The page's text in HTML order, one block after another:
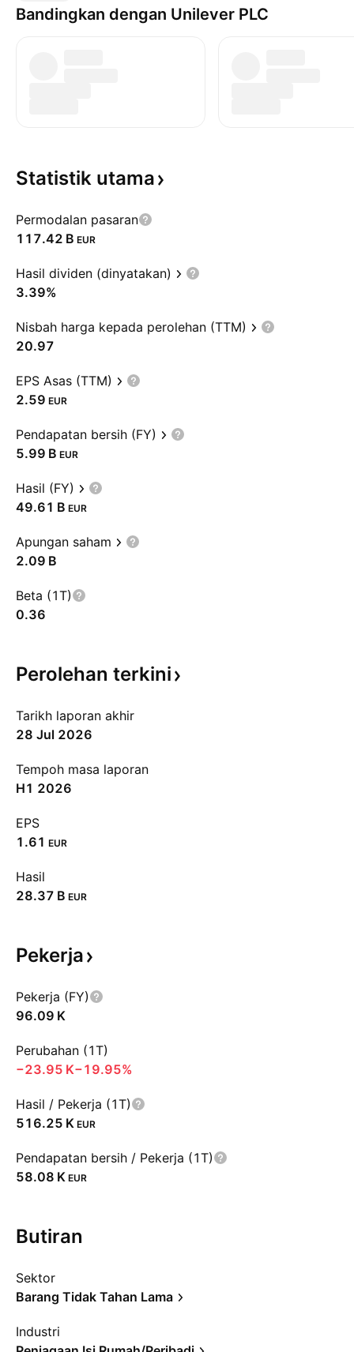
Bandingkan dengan Unilever PLC
Statistik utama
Permodalan pasaran
‪117.42 B‬ EUR
Hasil dividen (dinyatakan)
3.39%
Nisbah harga kepada perolehan (TTM)
20.97
EPS Asas (TTM)
2.59 EUR
Pendapatan bersih (FY)
‪5.99 B‬ EUR
Hasil (FY)
‪49.61 B‬ EUR
Apungan saham
‪2.09 B‬
Beta (1T)
0.36
Perolehan terkini
Tarikh laporan akhir
28 Jul 2026
Tempoh masa laporan
H1 2026
EPS
1.61 EUR
Hasil
‪28.37 B‬ EUR
Pekerja
Pekerja (FY)
‪96.09 K‬
Perubahan (1T)
‪−23.95 K‬−19.95%
Hasil / Pekerja (1T)
‪516.25 K‬ EUR
Pendapatan bersih / Pekerja (1T)
‪58.08 K‬ EUR
Butiran
Sektor
Barang Tidak Tahan Lama
Industri